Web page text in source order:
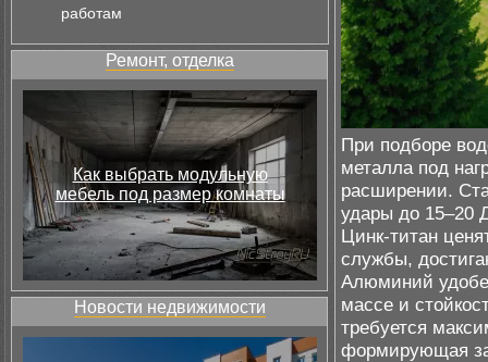
работам
Ремонт, отделка
Как выбрать модульную
мебель под размер комнаты
Новости недвижимости
При подборе
металла под
расширении.
удары до 15–20
Цинк-титан
службы,
Алюминий
массе и
требуется
формирующая